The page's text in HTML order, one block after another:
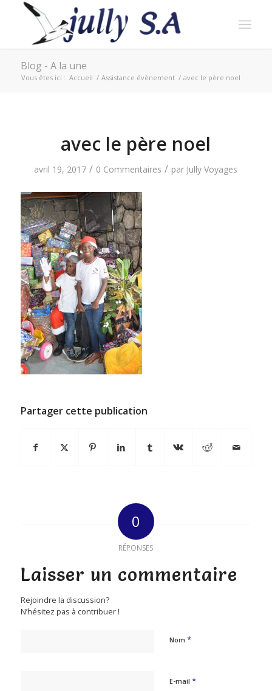
Blog - A la une
Vous êtes ici : Accueil / Assistance évènement / avec le père noel
avec le père noel
avril 19, 2017 / 0 Commentaires / par Jully Voyages
Partager cette publication
0
RÉPONSES
Laisser un commentaire
Rejoindre la discussion?
N’hésitez pas à contribuer !
Nom *
E-mail *